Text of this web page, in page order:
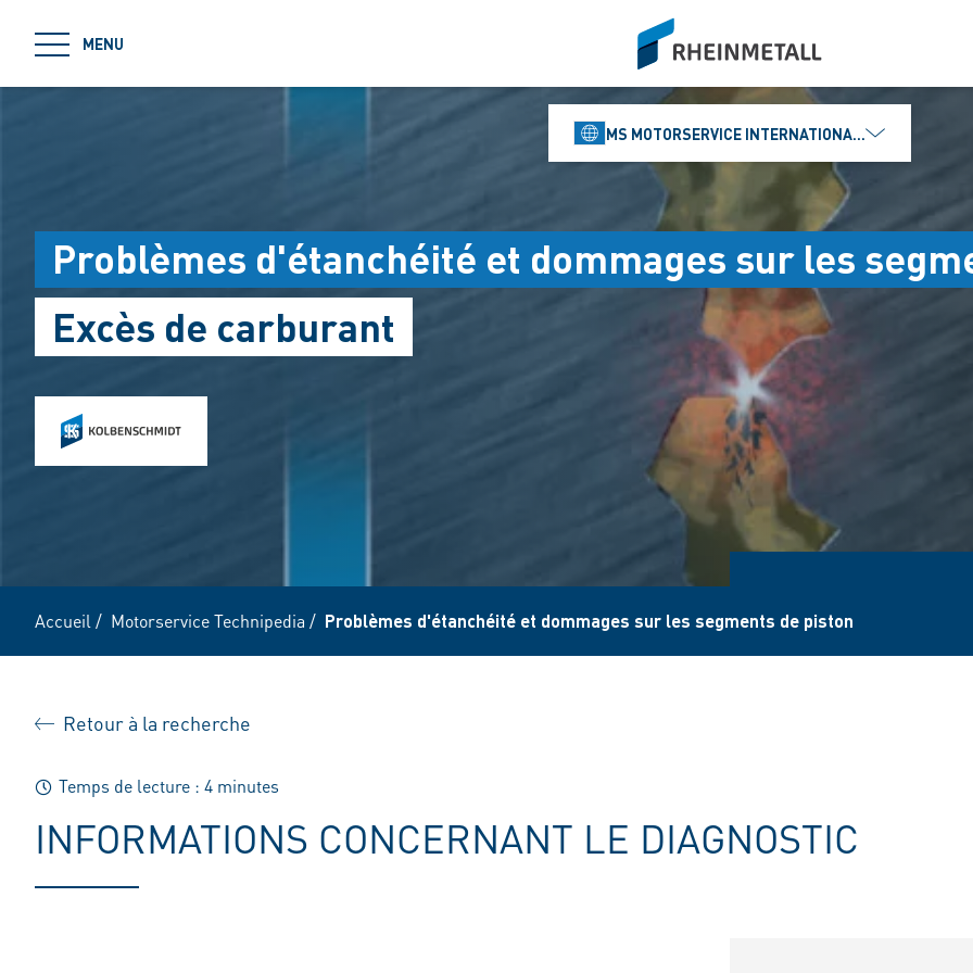
MENU
siteLogo
MS MOTORSERVICE INTERNATIONAL GMBH
Problèmes d'étanchéité et dommages sur les
Excès de carburant
Accueil / Motorservice Technipedia / Problèmes d'étanchéité et dommages sur les segments de piston
Retour à la recherche
Temps de lecture : 4 minutes
INFORMATIONS CONCERNANT LE DIAGNOSTIC